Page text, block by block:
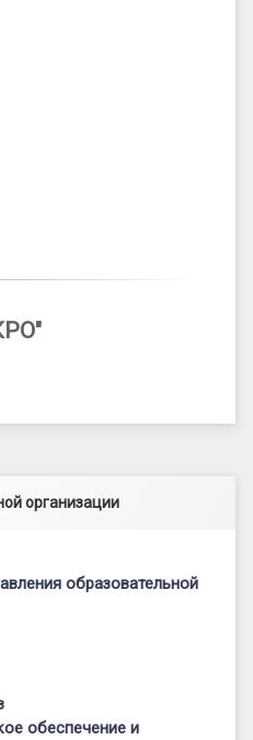
организации
образовательной
обеспечение и